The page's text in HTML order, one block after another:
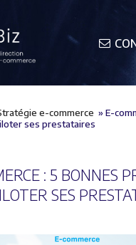
e-commerce »E-
ses prestataires
: 5 BONNES
SES